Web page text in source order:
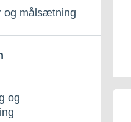
og målsætning
handleplaner
og